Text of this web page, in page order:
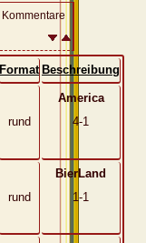
Kommentare
Format Beschreibung
rund
America
4-1
rund
BierLand
1-1